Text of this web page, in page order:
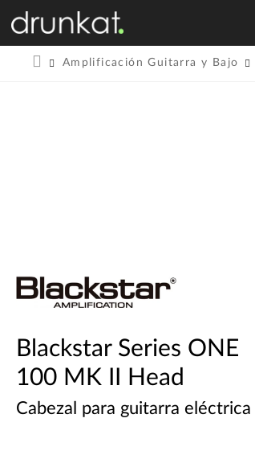
Amplificación Guitarra y Bajo
Blackstar Series ONE
100 MK II Head
Cabezal para guitarra eléctrica